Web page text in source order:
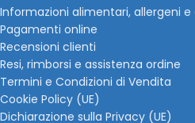
Informazioni alimentari, allergeni
Pagamenti online
Recensioni clienti
Resi, rimborsi e assistenza ordine
Termini e Condizioni di Vendita
Cookie Policy (UE)
Dichiarazione sulla Privacy (UE)